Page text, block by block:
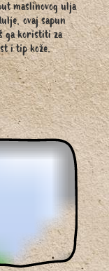
maslinovog ulja
ovaj sapun
ga koristiti za
i tip kože.